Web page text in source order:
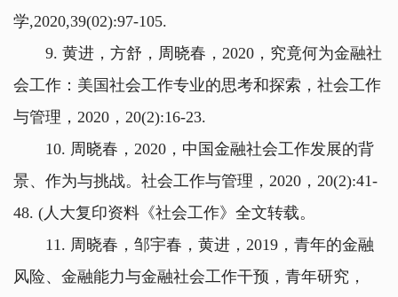
学,2020,39(02):97-105.
9. 黄进，方舒，周晓春，2020，究竟何为金融社
会工作：美国社会工作专业的思考和探索，社会工作
与管理，2020，20(2):16-23.
10. 周晓春，2020，中国金融社会工作发展的背
景、作为与挑战。社会工作与管理，2020，20(2):41-
48. (人大复印资料《社会工作》全文转载。
11. 周晓春，邹宇春，黄进，2019，青年的金融
风险、金融能力与金融社会工作干预，青年研究，